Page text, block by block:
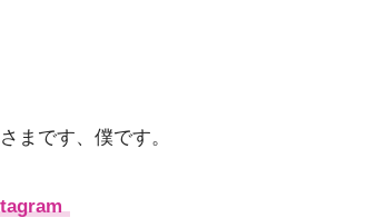
まです、僕です。